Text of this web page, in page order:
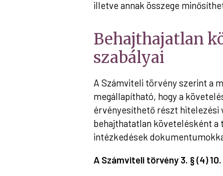
illetve annak összege
Behajthajatlan
szabályai
A Számviteli törvény szerint a
megállapítható, hogy a
érvényesíthető részt hitelezési
behajthatatlan követelésként a
intézkedések
A Számviteli törvény 3. § (4) 10.